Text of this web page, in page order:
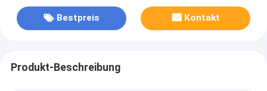
Bestpreis Kontakt
Produkt-Beschreibung